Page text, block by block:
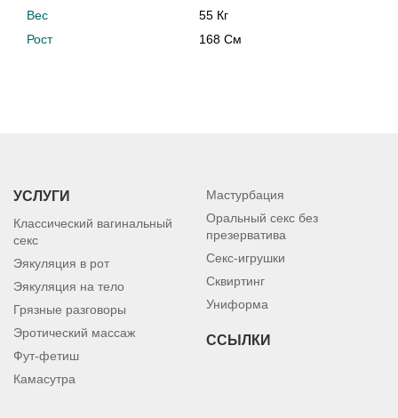
Вес
55 Кг
Рост
168 См
УСЛУГИ
Классический вагинальный
секс
Эякуляция в рот
Эякуляция на тело
Грязные разговоры
Эротический массаж
Фут-фетиш
Камасутра
Мастурбация
Оральный секс без
презерватива
Секс-игрушки
Сквиртинг
Униформа
ССЫЛКИ